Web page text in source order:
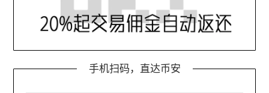
手机扫码，直达币安